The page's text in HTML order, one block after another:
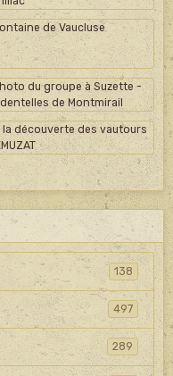
138
497
289